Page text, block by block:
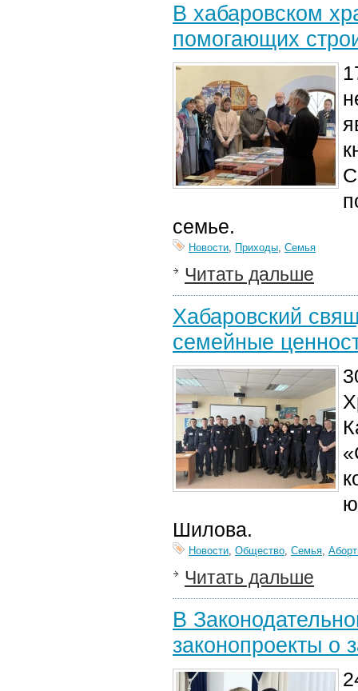
В хабаровском
помогающих
семье.
Новости, Приходы, Семья
Читать дальше
Хабаровский
семейные
Шилова.
Новости, Общество, Семья,
Читать дальше
В
законопроекты о